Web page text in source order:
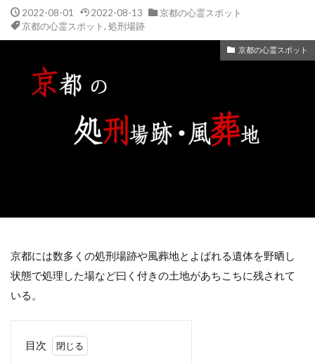
2022-08-01 2022-08-13
京都の心霊スポット
京都の心霊スポット, 処刑場跡
京都の心霊スポット
京都には数多くの処刑場跡や風葬地とよばれる遺体を野晒し
状態で処理した場など曰く付きの土地があちこちに残されて
いる。
目次